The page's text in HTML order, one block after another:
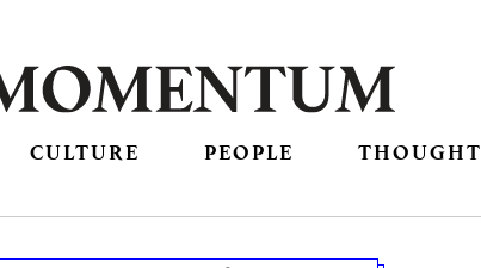
CULTURE PEOPLE THOUGHT